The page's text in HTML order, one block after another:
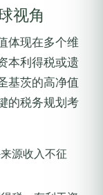
视角
体现在多个维
本利得税或遗
基茨的高净值
的税务规划考
源收入不征